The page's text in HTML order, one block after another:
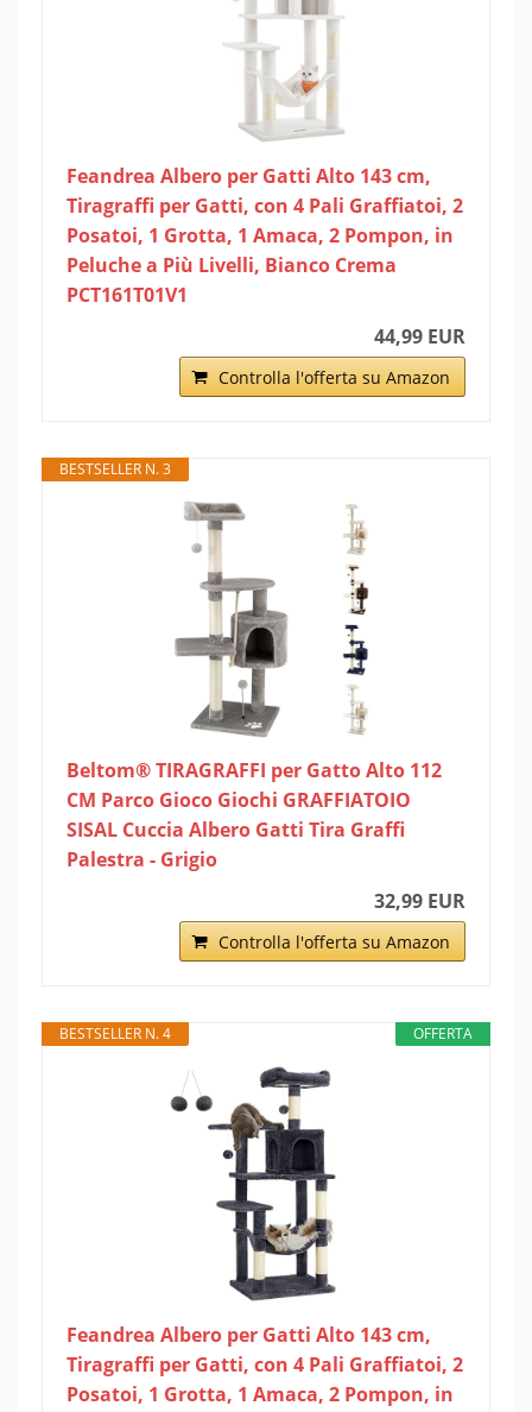
Feandrea Albero per Gatti Alto 143 cm,
Tiragraffi per Gatti, con 4 Pali Graffiatoi, 2
Posatoi, 1 Grotta, 1 Amaca, 2 Pompon, in
Peluche a Più Livelli, Bianco Crema
PCT161T01V1
44,99 EUR
Controlla l'offerta su Amazon
BESTSELLER N. 3
Beltom® TIRAGRAFFI per Gatto Alto 112
CM Parco Gioco Giochi GRAFFIATOIO
SISAL Cuccia Albero Gatti Tira Graffi
Palestra - Grigio
32,99 EUR
Controlla l'offerta su Amazon
OFFERTA
BESTSELLER N. 4
Feandrea Albero per Gatti Alto 143 cm,
Tiragraffi per Gatti, con 4 Pali Graffiatoi, 2
Posatoi, 1 Grotta, 1 Amaca, 2 Pompon, in